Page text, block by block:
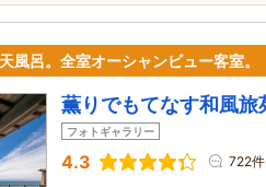
風呂。全室オーシャンビュー客室。
薫りでもてなす和風
フォトギャラリー
4.3 722件